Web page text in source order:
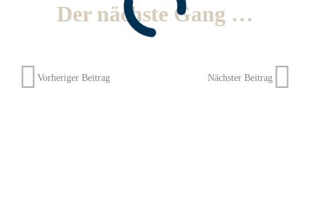
Der nächste Gang …
Vorheriger Beitrag Nächster Beitrag